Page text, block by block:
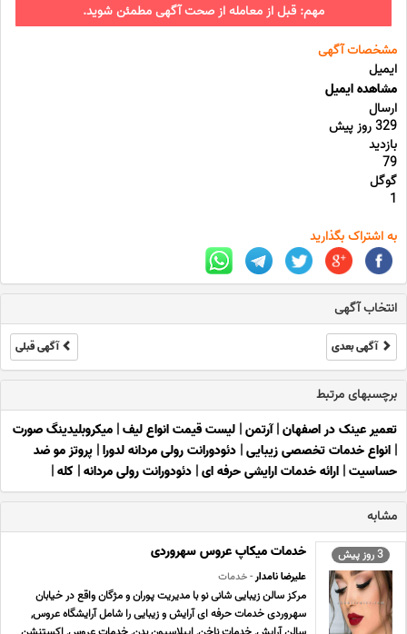
مهم: قبل از معامله از صحت آگهی مطمئن شوید.
مشخصات آگهی
ایمیل
مشاهده ایمیل
ارسال
329 روز پیش
بازدید
79
گوگل
1
به اشتراک بگذارید
انتخاب آگهی
آگهی بعدی آگهی قبلی
برچسبهای مرتبط
تعمیر عینک در اصفهان|آرتمن| لیست قیمت انواع لیف| میکروبلیدینگ صورت
| انواع خدمات تخصصی زیبایی| دئودورانت رولی مردانه لدورا| پروتز مو ضد
حساسیت| ارائه خدمات ارایشی حرفه ای| دئودورانت رولی مردانه| کله|
مشابه
3 روز پیش خدمات میکاپ عروس سهروردی
علیرضا نامدار- خدمات
مرکز سالن زیبایی شانی نو با مدیریت پوران و مژگان واقع در خیابان
سهروردی خدمات حرفه ای آرایش و زیبایی را شامل آرایشگاه عروس,